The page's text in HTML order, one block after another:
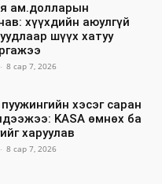
ам.долларын
хүүхдийн аюулгүй
шүүх хатуу
- 8 сар 7, 2026
хэсэг саран
KASA өмнөх ба
харуулав
- 8 сар 7, 2026